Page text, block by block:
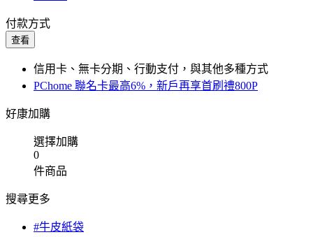
付款方式
查看
信用卡、無卡分期、行動支付，與其他多種方式
PChome 聯名卡最高6%，新戶再享首刷禮800P
好康加購
選擇加購
0
件商品
搜尋更多
#牛皮紙袋